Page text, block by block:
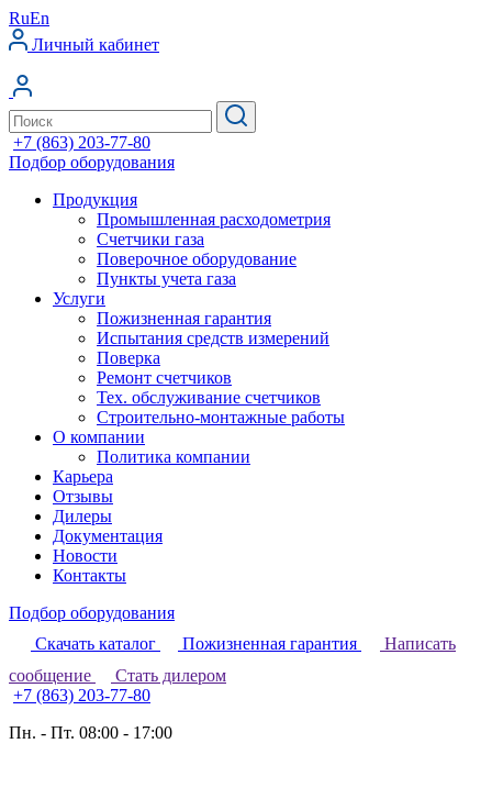
RuEn
Личный кабинет
+7 (863) 203-77-80
Подбор оборудования
Продукция
Промышленная расходометрия
Счетчики газа
Поверочное оборудование
Пункты учета газа
Услуги
Пожизненная гарантия
Испытания средств измерений
Поверка
Ремонт счетчиков
Тех. обслуживание счетчиков
Строительно-монтажные работы
О компании
Политика компании
Карьера
Отзывы
Дилеры
Документация
Новости
Контакты
Подбор оборудования
Скачать каталог
Пожизненная гарантия
Написать
сообщение
Стать дилером
+7 (863) 203-77-80
Пн. - Пт. 08:00 - 17:00